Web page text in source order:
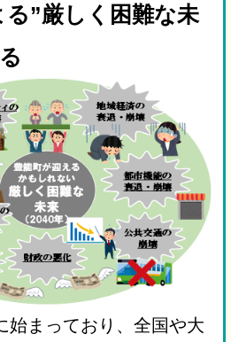
る”厳しく困難な未
始まっており、全国や大